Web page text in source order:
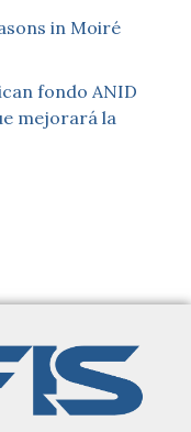
in Moiré
fondo ANID
mejorará la